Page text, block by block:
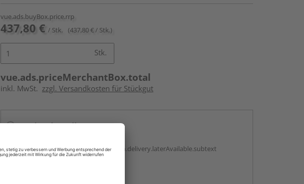
vue.ads.buyBox.price.rrp
437,80 € / Stk. (437,80 € / Stk.)
Stk.
vue.ads.priceMerchantBox.total
inkl. MwSt. zzgl. Versandkosten für Stückgut
Online bestellen
vue.ads.priceMerchantBox.option.delivery.laterAvailable.subtext